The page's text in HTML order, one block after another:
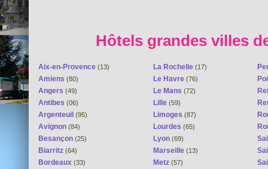
Hôtels grandes villes
Aix-en-Provence (13)
Amiens (80)
Angers (49)
Antibes (06)
Argenteuil (95)
Avignon (84)
Besançon (25)
Biarritz (64)
Bordeaux (33)
La Rochelle (17)
Le Havre (76)
Le Mans (72)
Lille (59)
Limoges (87)
Lourdes (65)
Lyon (69)
Marseille (13)
Metz (57)